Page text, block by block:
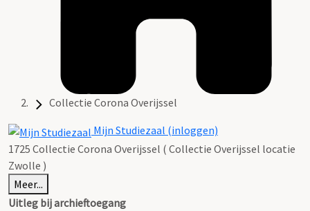
Collectie Corona Overijssel
Mijn Studiezaal (inloggen)
1725 Collectie Corona Overijssel ( Collectie Overijssel locatie
Zwolle )
Meer...
Uitleg bij archieftoegang